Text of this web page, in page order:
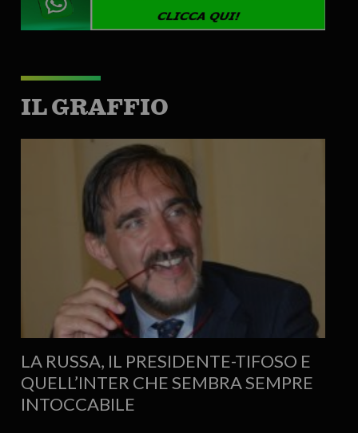
IL GRAFFIO
LA RUSSA, IL PRESIDENTE-TIFOSO E
QUELL’INTER CHE SEMBRA SEMPRE
INTOCCABILE